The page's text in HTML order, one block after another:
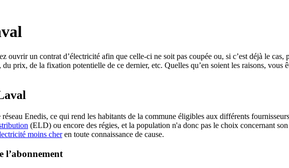
ouvrir un contrat d’électricité afin que celle-ci ne soit pas coupée ou, si c’est déjà le
prix, de la fixation potentielle de ce dernier, etc. Quelles qu’en soient les raisons, vous
Enedis, ce qui rend les habitants de la commune éligibles aux différents
(ELD) ou encore des régies, et la population n'a donc pas le choix concernant
moins cheren toute connaissance de cause.
l’abonnement